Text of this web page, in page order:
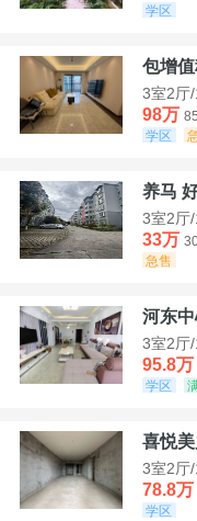
学区
包增值
3室2厅
98万
学区
养马
3室2厅
33万
急售
河东
3室2厅
95.8万
学区
喜悦
3室2厅
78.8万
学区